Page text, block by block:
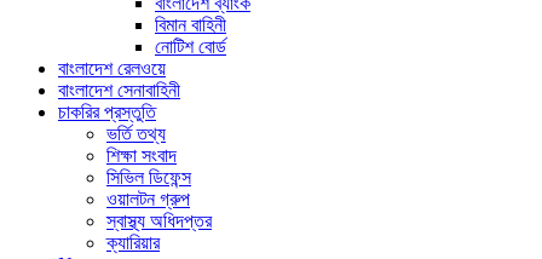
বিমান বাহিনী
নোটিশ বোর্ড
বাংলাদেশ রেলওয়ে
বাংলাদেশ সেনাবাহিনী
চাকরির প্রস্তুতি
ভর্তি তথ্য
শিক্ষা সংবাদ
সিভিল ডিফেন্স
ওয়ালটন গ্রুপ
স্বাস্থ্য অধিদপ্তর
ক্যারিয়ার